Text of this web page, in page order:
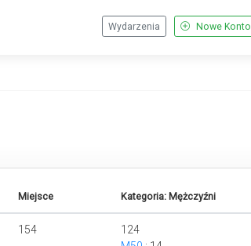
Nowe Konto
Wydarzenia
Miejsce Kategoria: Mężczyźni
154
124